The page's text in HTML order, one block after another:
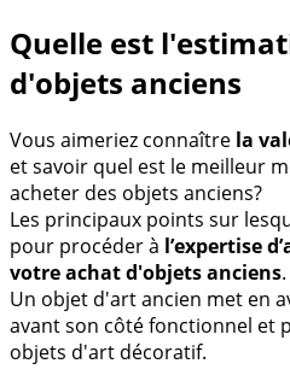
Quelle est
d'objets anciens
Vous aimeriez connaître la
et savoir quel est le meilleur
acheter des objets anciens?
Les principaux points sur
pour procéder à l’expertise
votre achat d'objets anciens.
Un objet d'art ancien met en
avant son côté fonctionnel et
objets d'art décoratif.